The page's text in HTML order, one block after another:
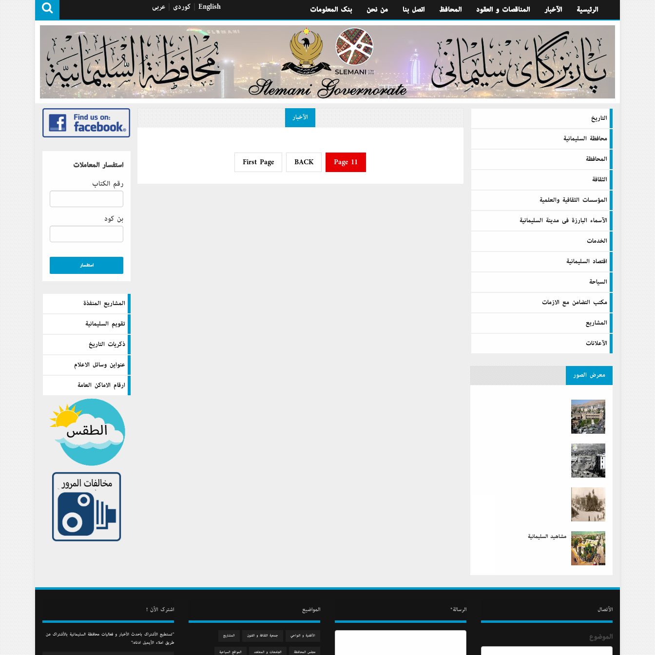
كوردی عربی English بنك المعلومات من نحن اتصل بنا المحافظ المناقصات و العقود الآخبار الرئيسية
استفسار المعاملات
رقم الكتاب
بن كود
المشاريع المنفذة
تقويم السليمانية
ذكريات التاريخ
عنواين وسائل الاعلام
ارقام الاماكن العامة
الآخبار
First Page BACK Page 11
التاريخ
محافظة السليمانية
المحافظة
الثقافة
المؤسسات الثقافية والعلمية
الآسماء البارزة فى مدينة السليمانية
الخدمات
اقتصاد السليمانية
السیاحة
مكتب التضامن مع الازمات
المشاريع
الآعلانات
معرض الصور
مشاهید السلیمانیة
أشترك الأن !
"تستطيع الأشتراك بأحدث الأخبار و فعاليات محافظة السليمانية بالأشتراك عن
طريق أملاء الأيميل أدناه:"
المواضيع
الآقضية و النواحي جمعیة الثقافة و الفنون المشاريع
مجلس المحافظة الجامعات و المعاهد المواقع السياحية
الرسالة* الأتصال
الموضوع